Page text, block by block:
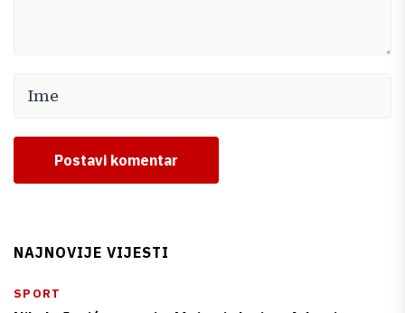
Postavi komentar
NAJNOVIJE VIJESTI
SPORT